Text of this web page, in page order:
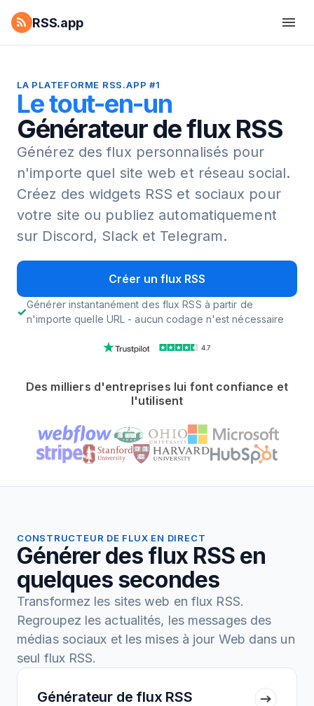
RSS.app
LA PLATEFORME RSS.APP #1
Le tout-en-un
Générateur de flux RSS
Générez des flux personnalisés pour
n'importe quel site web et réseau social.
Créez des widgets RSS et sociaux pour
votre site ou publiez automatiquement
sur Discord, Slack et Telegram.
Créer un flux RSS
Générer instantanément des flux RSS à partir de
n'importe quelle URL - aucun codage n'est nécessaire
4.7
Des milliers d'entreprises lui font confiance et
l'utilisent
CONSTRUCTEUR DE FLUX EN DIRECT
Générer des flux RSS en
quelques secondes
Transformez les sites web en flux RSS.
Regroupez les actualités, les messages des
médias sociaux et les mises à jour Web dans un
seul flux RSS.
Générateur de flux RSS